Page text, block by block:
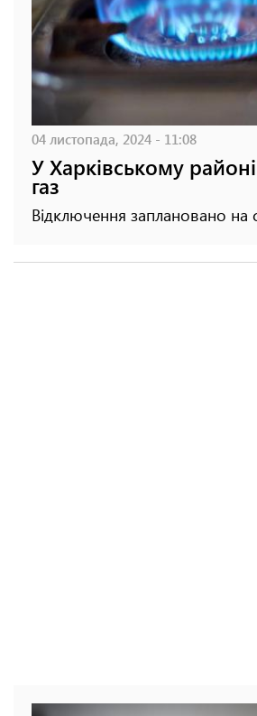
04 листопада, 2024 - 11:08
У Харківському
газ
Відключення заплановано на